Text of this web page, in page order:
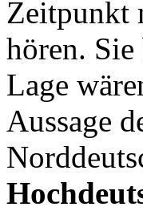
Zeitpunkt
hören.
Lage
Aussage